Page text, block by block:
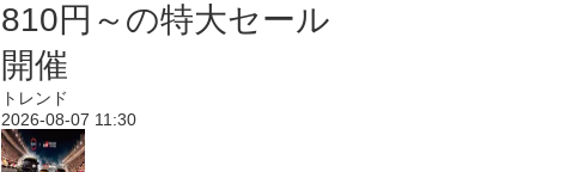
810円～の特大セール
開催
トレンド
2026-08-07 11:30